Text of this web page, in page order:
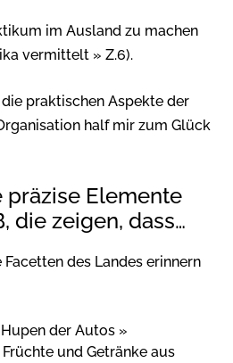
im Ausland zu machen
vermittelt » Z.6).
praktischen Aspekte der
half mir zum Glück
präzise Elemente
die zeigen, dass…
Facetten des Landes erinnern
der Autos »
und Getränke aus